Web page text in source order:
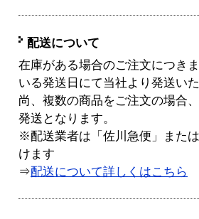
配送について
在庫がある場合のご注文につき
いる発送日にて当社より発送い
尚、複数の商品をご注文の場合
発送となります。
※配送業者は「佐川急便」また
けます
⇒配送について詳しくはこちら